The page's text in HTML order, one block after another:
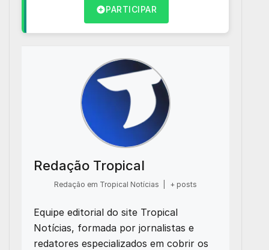
PARTICIPAR
Redação Tropical
Redação em Tropical Notícias + posts
Equipe editorial do site Tropical
Notícias, formada por jornalistas e
redatores especializados em cobrir os